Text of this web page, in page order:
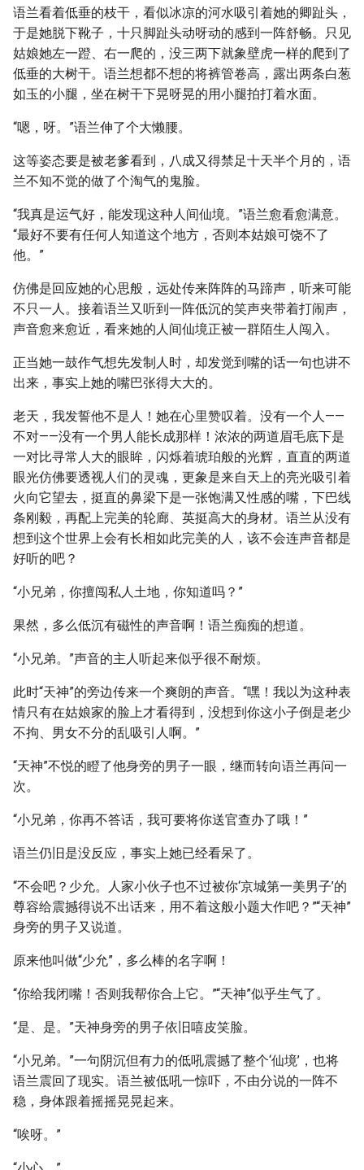
语兰看着低垂的枝干，看似冰凉的河水吸引着她的卿趾头，
于是她脱下靴子，十只脚趾头动呀动的感到一阵舒畅。只见
姑娘她左一蹬、右一爬的，没三两下就象壁虎一样的爬到了
低垂的大树干。语兰想都不想的将裤管卷高，露出两条白葱
如玉的小腿，坐在树干下晃呀晃的用小腿拍打着水面。
“嗯，呀。”语兰伸了个大懒腰。
这等姿态要是被老爹看到，八成又得禁足十天半个月的，语
兰不知不觉的做了个淘气的鬼脸。
“我真是运气好，能发现这种人间仙境。”语兰愈看愈满意。
“最好不要有任何人知道这个地方，否则本姑娘可饶不了
他。”
仿佛是回应她的心思般，远处传来阵阵的马蹄声，听来可能
不只一人。接着语兰又听到一阵低沉的笑声夹带着打闹声，
声音愈来愈近，看来她的人间仙境正被一群陌生人闯入。
正当她一鼓作气想先发制人时，却发觉到嘴的话一句也讲不
出来，事实上她的嘴巴张得大大的。
老天，我发誓他不是人！她在心里赞叹着。没有一个人——
不对——没有一个男人能长成那样！浓浓的两道眉毛底下是
一对比寻常人大的眼眸，闪烁着琥珀般的光辉，直直的两道
眼光仿佛要透视人们的灵魂，更象是来自天上的亮光吸引着
火向它望去，挺直的鼻梁下是一张饱满又性感的嘴，下巴线
条刚毅，再配上完美的轮廊、英挺高大的身材。语兰从没有
想到这个世界上会有长相如此完美的人，该不会连声音都是
好听的吧？
“小兄弟，你擅闯私人土地，你知道吗？”
果然，多么低沉有磁性的声音啊！语兰痴痴的想道。
“小兄弟。”声音的主人听起来似乎很不耐烦。
此时“天神”的旁边传来一个爽朗的声音。“嘿！我以为这种表
情只有在姑娘家的脸上才看得到，没想到你这小子倒是老少
不拘、男女不分的乱吸引人啊。”
“天神”不悦的瞪了他身旁的男子一眼，继而转向语兰再问一
次。
“小兄弟，你再不答话，我可要将你送官查办了哦！”
语兰仍旧是没反应，事实上她已经看呆了。
“不会吧？少允。人家小伙子也不过被你‘京城第一美男子’的
尊容给震撼得说不出话来，用不着这般小题大作吧？”“天神”
身旁的男子又说道。
原来他叫做“少允”，多么棒的名字啊！
“你给我闭嘴！否则我帮你合上它。”“天神”似乎生气了。
“是、是。”天神身旁的男子依旧嘻皮笑脸。
“小兄弟。”一句阴沉但有力的低吼震撼了整个‘仙境’，也将
语兰震回了现实。语兰被低吼一惊吓，不由分说的一阵不
稳，身体跟着摇摇晃晃起来。
“唉呀。”